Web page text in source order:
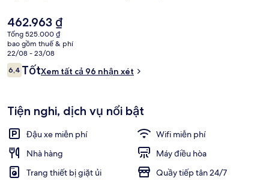
Giá
hiện
tại
là
462.963 ₫
462.963 ₫
Tổng 525.000 ₫
bao gồm thuế & phí
22/08 - 23/08
Nhận
xét
6,46,4 trên 10,
TốtXem tất cả 96 nhận xét
Tiện nghi, dịch vụ nổi bật
Đậu xe miễn phí
Wifi miễn phí
Nhà hàng
Máy điều hòa
Trang thiết bị giặt ủi
Quầy tiếp tân 24/7